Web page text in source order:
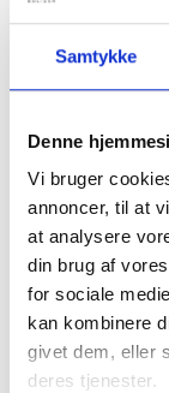
Samtykke
Denne
Vi bruger
annoncer, til at
at analysere
din brug af
for sociale
kan kombinere
givet dem, eller
deres tjenester.
herunder
Via
konkrete
fælles
styrke
arbejde i
eksterne
Udbytte